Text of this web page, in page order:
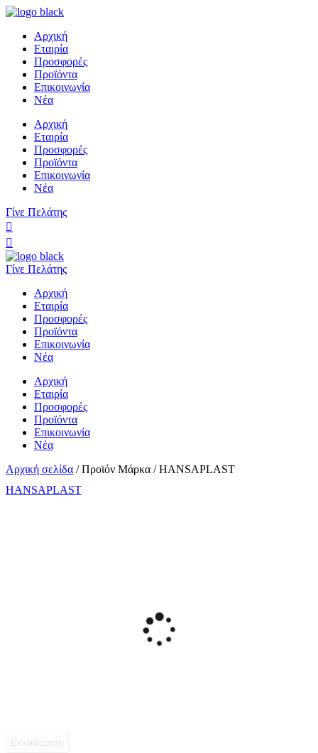
Αρχική
Εταιρία
Προσφορές
Προϊόντα
Επικοινωνία
Νέα
Αρχική
Εταιρία
Προσφορές
Προϊόντα
Επικοινωνία
Νέα
Γίνε Πελάτης
Γίνε Πελάτης
Αρχική
Εταιρία
Προσφορές
Προϊόντα
Επικοινωνία
Νέα
Αρχική
Εταιρία
Προσφορές
Προϊόντα
Επικοινωνία
Νέα
Αρχική σελίδα / Προϊόν Μάρκα / HANSAPLAST
HANSAPLAST